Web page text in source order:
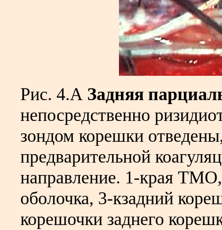
Рис. 4.А Задняя
непосредственно
зондом корешки
предварительной
направление. 1-края
оболочка, 3-кзадний
корешочки заднего